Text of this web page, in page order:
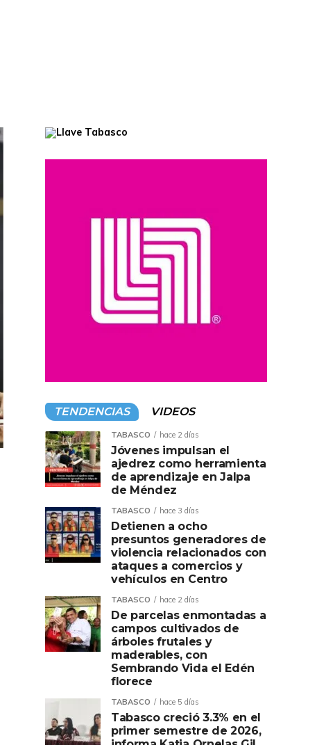
TENDENCIAS VIDEOS
TABASCO hace 2 días
Jóvenes impulsan el
ajedrez como herramienta
de aprendizaje en Jalpa
de Méndez
TABASCO hace 3 días
Detienen a ocho
presuntos generadores de
violencia relacionados con
ataques a comercios y
vehículos en Centro
TABASCO hace 2 días
De parcelas enmontadas a
campos cultivados de
árboles frutales y
maderables, con
Sembrando Vida el Edén
florece
TABASCO hace 5 días
Tabasco creció 3.3% en el
primer semestre de 2026,